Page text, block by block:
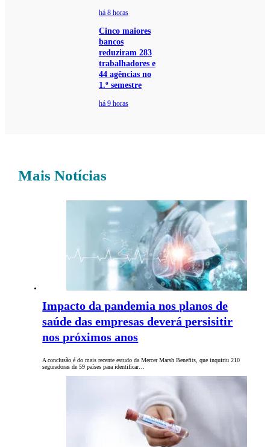
há 8 horas
Cinco maiores
bancos
reduziram 283
trabalhadores e
44 agências no
1.º semestre
há 9 horas
Mais Notícias
Impacto da pandemia nos planos de
saúde das empresas deverá persisitir
nos próximos anos
A conclusão é do mais recente estudo da Mercer Marsh Benefits, que inquiriu 210
seguradoras de 59 países para identificar…